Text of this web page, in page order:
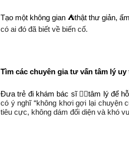
Tạo một không gian ⛺thật thư giản,
có ai đó đã biết về biến cố.
Tìm các chuyên gia tư vấn tâm lý uy
Đưa trẻ đi khám bác sĩ 👨‍⚕️tâm lý để
có ý nghĩ “không khơi gợi lại chuyện
tiêu cực, không dám đối diện và khó